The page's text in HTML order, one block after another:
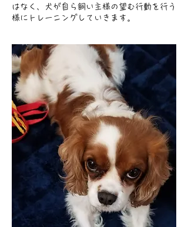
はなく、犬が自ら飼い主様の望む行動を行う
様にトレーニングしていきます。